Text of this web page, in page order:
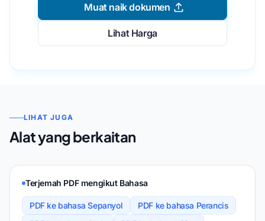
Muat naik dokumen
Lihat Harga
LIHAT JUGA
Alat yang berkaitan
Terjemah PDF mengikut Bahasa
PDF ke bahasa Sepanyol
PDF ke bahasa Perancis